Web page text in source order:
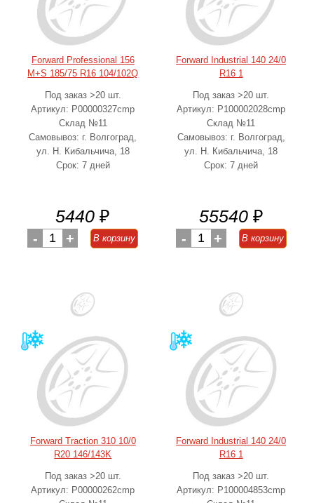
Forward Professional 156
M+S 185/75 R16 104/102Q
Под заказ >20 шт.
Артикул: Р00000327cmp
Склад №11
Самовывоз: г. Волгоград,
ул. Н. Кибальчича, 18
Срок: 7 дней
5440 ₽
- 1 + В корзину
Forward Industrial 140 24/0
R16 1
Под заказ >20 шт.
Артикул: Р100002028cmp
Склад №11
Самовывоз: г. Волгоград,
ул. Н. Кибальчича, 18
Срок: 7 дней
55540 ₽
- 1 + В корзину
Forward Traction 310 10/0
R20 146/143K
Под заказ >20 шт.
Артикул: Р00000262cmp
Forward Industrial 140 24/0
R16 1
Под заказ >20 шт.
Артикул: Р100004853cmp